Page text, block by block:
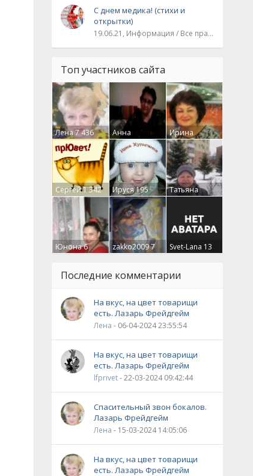
С днем медика! (стихи и
открытки)
19.06.21, Информация / Все праздники
Топ участников сайта
Лена7 436
Анна
Гумлевая0
Ирина
Бруцкая41
Сергей1 342 Ируся195
Татьяна
Крючкова0
Юнона6 zakko20097 Svet-Lana 13
Последние комментарии
На вкус, на цвет товарищи
есть. Лазарь Фрейдгейм
Лена - 06-04-2024 23:55:54
На вкус, на цвет товарищи
есть. Лазарь Фрейдгейм
lfprivet- 22-03-2024 09:42:44
Спасительный звон бокалов.
Лазарь Фрейдгейм
Лена - 15-03-2024 14:05:06
На вкус, на цвет товарищи
есть. Лазарь Фрейдгейм